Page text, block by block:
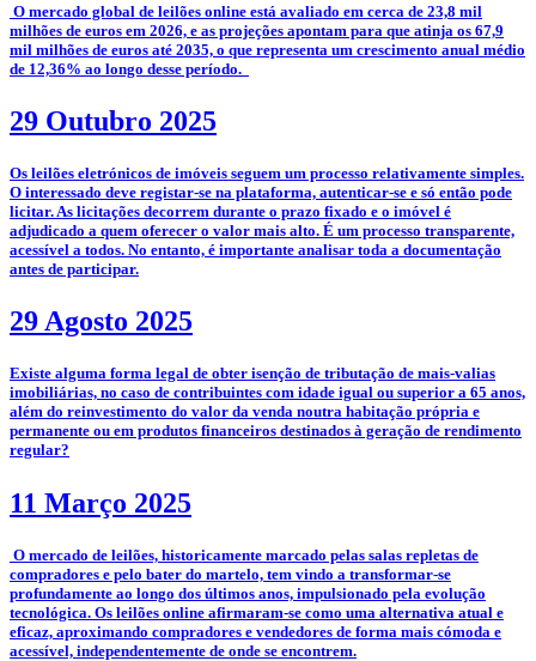
­­ O mercado global de leilões online está avaliado em cerca de 23,8 mil
milhões de euros em 2026, e as projeções apontam para que atinja os 67,9
mil milhões de euros até 2035, o que representa um crescimento anual médio
de 12,36% ao longo desse período.
29 Outubro 2025
­­Os leilões eletrónicos de imóveis seguem um processo relativamente simples.
O interessado deve registar-se na plataforma, autenticar-se e só então pode
licitar. As licitações decorrem durante o prazo fixado e o imóvel é
adjudicado a quem oferecer o valor mais alto. É um processo transparente,
acessível a todos. No entanto, é importante analisar toda a documentação
antes de participar.
29 Agosto 2025
­Existe alguma forma legal de obter isenção de tributação de mais-valias
imobiliárias, no caso de contribuintes com idade igual ou superior a 65 anos,
além do reinvestimento do valor da venda noutra habitação própria e
permanente ou em produtos financeiros destinados à geração de rendimento
regular?
11 Março 2025
­­­­ O mercado de leilões, historicamente marcado pelas salas repletas de
compradores e pelo bater do martelo, tem vindo a transformar-se
profundamente ao longo dos últimos anos, impulsionado pela evolução
tecnológica. Os leilões online afirmaram-se como uma alternativa atual e
eficaz, aproximando compradores e vendedores de forma mais cómoda e
acessível, independentemente de onde se encontrem.